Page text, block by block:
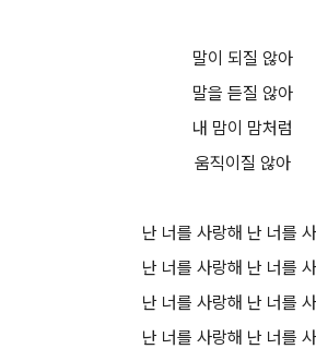
말이 되질 않아
말을 듣질 않아
내 맘이 맘처럼
움직이질 않아
난 너를 사랑해 난 너를
난 너를 사랑해 난 너를
난 너를 사랑해 난 너를
난 너를 사랑해 난 너를